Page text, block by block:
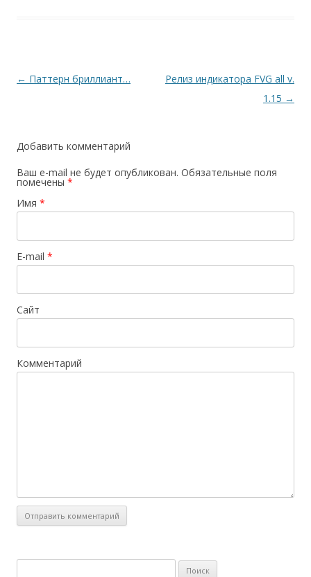
Навигация
← Паттерн бриллиант…
Релиз индикатора FVG all v.
1.15 →
Добавить комментарий
Ваш e-mail не будет опубликован. Обязательные поля
помечены *
Имя *
E-mail *
Сайт
Комментарий